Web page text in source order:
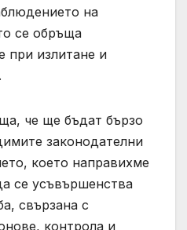
на
се обръща
при излитане и
че ще бъдат бързо
законодателни
което направихме
се усъвършенства
свързана с
контрола и